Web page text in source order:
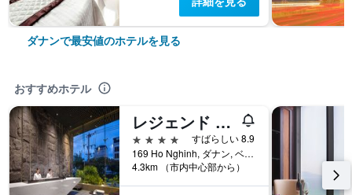
ダナンで最安値のホテルを見る
おすすめホテル
レジェンド ブティック ホテル
4つ星
すばらしい 8.9
169 Ho Nghinh, ダナン, ベトナム
4.3km （市内中心部から）